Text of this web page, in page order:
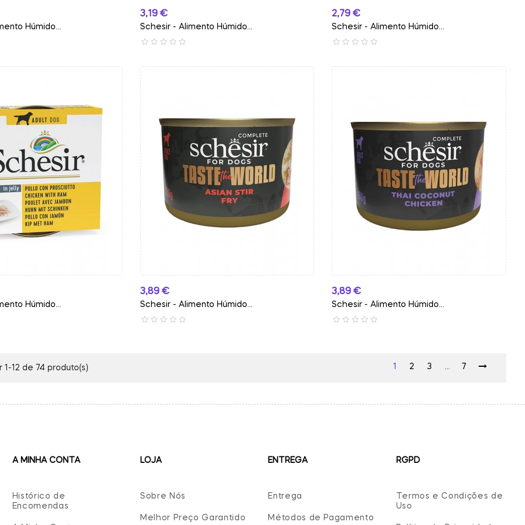
Húmido...
Preço
3,19 €
Schesir - Alimento Húmido...
Preço
2,79 €
Schesir - Alimento Húmido...
Húmido...
Preço
3,89 €
Schesir - Alimento Húmido...
Preço
3,89 €
Schesir - Alimento Húmido...
1-12 de 74 produto(s) 1 2 3 … 7
A MINHA CONTA
Histórico de
Encomendas
LOJA
Sobre Nós
Melhor Preço Garantido
ENTREGA
Entrega
Métodos de Pagamento
RGPD
Termos e Condições de
Uso